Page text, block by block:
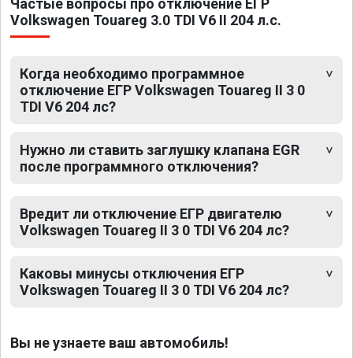
Volkswagen Touareg 3.0 TDI V6 II 204 л.с.
Когда необходимо программное
отключение ЕГР Volkswagen Touareg II 3 0
TDI V6 204 лс?
Нужно ли ставить заглушку клапана EGR
после программного отключения?
Вредит ли отключение ЕГР двигателю
Volkswagen Touareg II 3 0 TDI V6 204 лс?
Каковы минусы отключения ЕГР
Volkswagen Touareg II 3 0 TDI V6 204 лс?
Вы не узнаете ваш автомобиль!